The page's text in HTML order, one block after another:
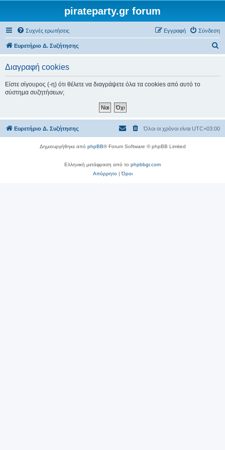
pirateparty.gr forum
Συχνές ερωτήσεις Σύνδεση
Εγγραφή
Ευρετήριο Δ. Συζήτησης
σ
Διαγραφή cookies
Είστε σίγουρος (-η) ότι θέλετε να διαγράψετε όλα τα cookies από αυτό το
σύστημα συζητήσεων;
Ευρετήριο Δ. Συζήτησης Όλοι οι χρόνοι είναι UTC+03:00
Δημιουργήθηκε από phpBB® Forum Software © phpBB Limited
Ελληνική μετάφραση από το phpbbgr.com
Απόρρητο|Όροι